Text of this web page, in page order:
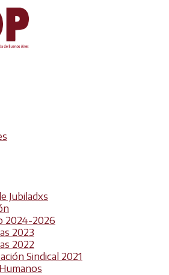
Jubiladxs
2024-2026
2023
2022
Sindical 2021